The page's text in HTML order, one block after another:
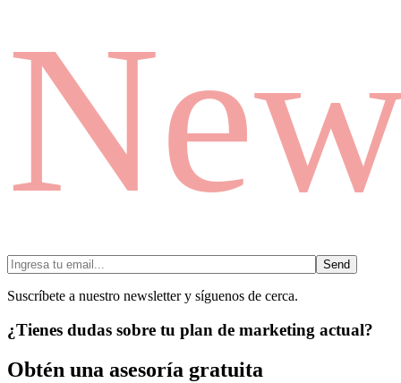
Send
Suscríbete a nuestro newsletter y síguenos de cerca.
¿Tienes dudas sobre tu plan de marketing actual?
Obtén una asesoría gratuita